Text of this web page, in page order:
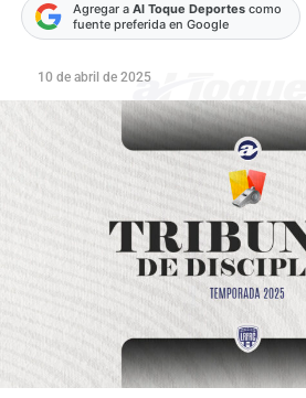
Agregar a Al Toque Deportescomo
fuente preferida en Google
10 de abril de 2025